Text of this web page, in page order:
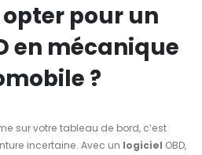
pour un
en mécanique
?
sur votre tableau de bord, c’est
incertaine. Avec un logiciel OBD,